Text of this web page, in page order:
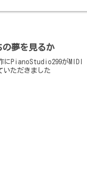
の夢を見るか
にPianoStudio299がMIDI
いただきました